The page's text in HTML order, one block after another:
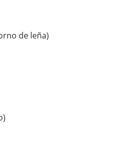
de leña)